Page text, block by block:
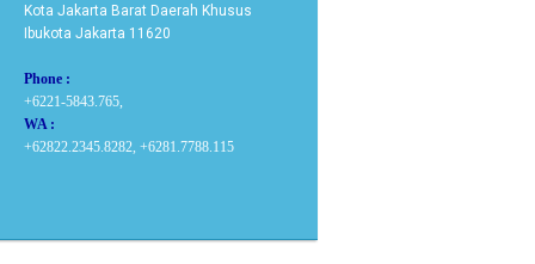
Kota Jakarta Barat Daerah Khusus
Ibukota Jakarta 11620
Phone :
+6221-5843.765,
WA :
+62822.2345.8282, +6281.7788.115